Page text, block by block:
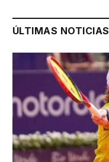
ÚLTIMAS NOTICIAS